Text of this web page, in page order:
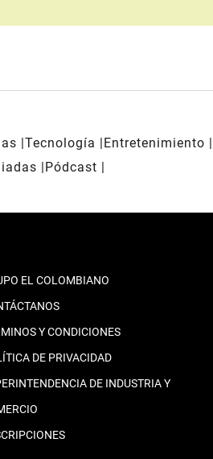
Tecnología Entretenimiento
Pódcast
EL COLOMBIANO
Y CONDICIONES
DE PRIVACIDAD
DE INDUSTRIA Y